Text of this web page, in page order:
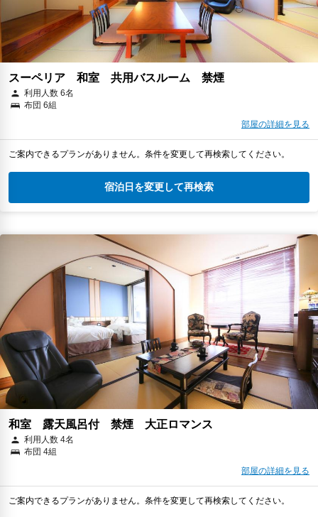
スーペリア 和室 共用バスルーム 禁煙
利用人数 6名
布団 6組
部屋の詳細を見る
ご案内できるプランがありません。条件を変更して再検索してください。
宿泊日を変更して再検索
和室 露天風呂付 禁煙 大正ロマンス
利用人数 4名
布団 4組
部屋の詳細を見る
ご案内できるプランがありません。条件を変更して再検索してください。